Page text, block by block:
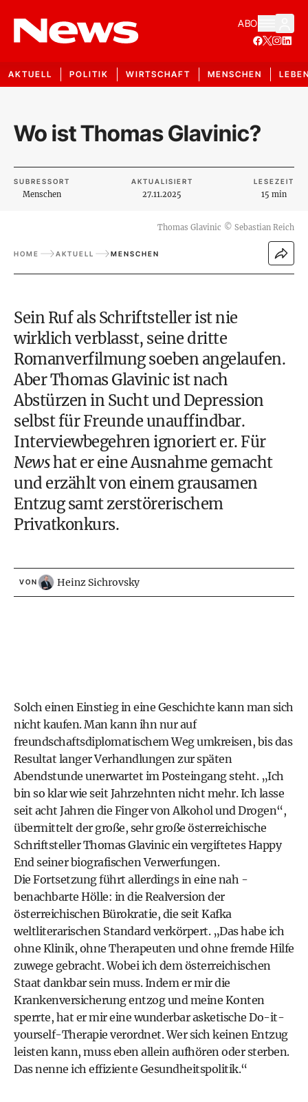
ABO
AKTUELL POLITIK WIRTSCHAFT MENSCHEN
Wo ist Thomas Glavinic?
SUBRESSORT
Menschen
AKTUALISIERT
27.11.2025
LESEZEIT
15 min
Thomas Glavinic © Sebastian Reich
HOME AKTUELL MENSCHEN
Sein Ruf als Schriftsteller ist nie
wirklich verblasst, seine dritte
Romanverfilmung soeben angelaufen.
Aber Thomas Glavinic ist nach
Abstürzen in Sucht und Depression
selbst für Freunde unauffindbar.
Interviewbegehren ignoriert er. Für
Newshat er eine Ausnahme gemacht
und erzählt von einem grausamen
Entzug samt zerstörerischem
Privatkonkurs.
VON Heinz Sichrovsky
Solch einen Einstieg in eine Geschichte kann man sich
nicht kaufen. Man kann ihn nur auf
freundschaftsdiplomatischem Weg umkreisen, bis das
Resultat langer Verhandlungen zur späten
Abendstunde unerwartet im Posteingang steht. „Ich
bin so klar wie seit Jahrzehnten nicht mehr. Ich lasse
seit acht Jahren die Finger von Alkohol und Drogen“,
übermittelt der große, sehr große österreichische
Schriftsteller Thomas Glavinic ein vergiftetes Happy
End seiner biografischen Verwerfungen.
Die Fortsetzung führt allerdings in eine nah ­
benachbarte Hölle: in die Realversion der
österreichischen Bürokratie, die seit Kafka
weltliterarischen Standard verkörpert. „Das habe ich
ohne Klinik, ohne Therapeuten und ohne fremde Hilfe
zuwege gebracht. Wobei ich dem österreichischen
Staat dankbar sein muss. Indem er mir die
Krankenversicherung entzog und meine Konten
sperrte, hat er mir eine wunderbar asketische Do-it-
yourself-Therapie verordnet. Wer sich keinen Entzug
leisten kann, muss eben allein aufhören oder sterben.
Das nenne ich effiziente Gesundheitspolitik.“